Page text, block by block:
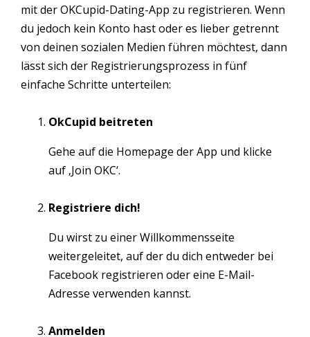
mit der OKCupid-Dating-App zu registrieren. Wenn
du jedoch kein Konto hast oder es lieber getrennt
von deinen sozialen Medien führen möchtest, dann
lässt sich der Registrierungsprozess in fünf
einfache Schritte unterteilen:
OkCupid beitreten
Gehe auf die Homepage der App und klicke
auf ‚Join OKC‘.
Registriere dich!
Du wirst zu einer Willkommensseite
weitergeleitet, auf der du dich entweder bei
Facebook registrieren oder eine E-Mail-
Adresse verwenden kannst.
Anmelden